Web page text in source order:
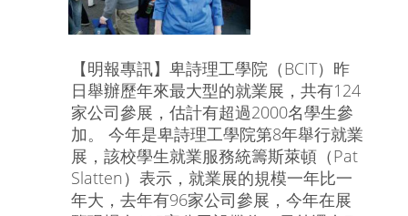
【明報專訊】卑詩理工學院（BCIT）昨
日舉辦歷年來最大型的就業展，共有124
家公司參展，估計有超過2000名學生參
加。 今年是卑詩理工學院第8年舉行就業
展，該校學生就業服務統籌斯萊頓（Pat
Slatten）表示，就業展的規模一年比一
年大，去年有96家公司參展，今年在展